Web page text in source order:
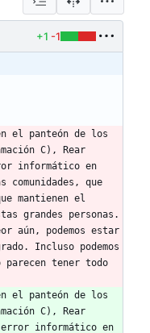
+1 -1
el panteón de los
C), Rear
informático en
comunidades, que
mantienen el
grandes personas.
aún, podemos estar
Incluso podemos
parecen tener todo
el panteón de los
C), Rear
informático en